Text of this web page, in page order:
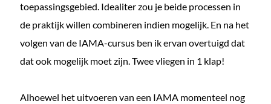
toepassingsgebied. Idealiter zou je beide processen in
de praktijk willen combineren indien mogelijk. En na het
volgen van de IAMA-cursus ben ik ervan overtuigd dat
dat ook mogelijk moet zijn. Twee vliegen in 1 klap!
Alhoewel het uitvoeren van een IAMA momenteel nog